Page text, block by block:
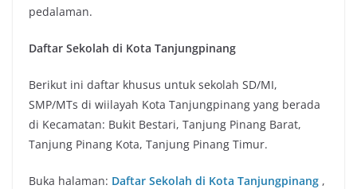
pedalaman.
Daftar Sekolah di Kota Tanjungpinang
Berikut ini daftar khusus untuk sekolah SD/MI,
SMP/MTs di wiilayah Kota Tanjungpinang yang berada
di Kecamatan: Bukit Bestari, Tanjung Pinang Barat,
Tanjung Pinang Kota, Tanjung Pinang Timur.
Buka halaman: Daftar Sekolah di Kota Tanjungpinang ,